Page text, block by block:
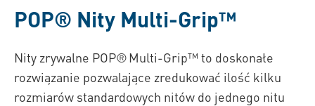
POP® Nity Multi-Grip™
Nity zrywalne POP® Multi-Grip™ to doskonałe
rozwiązanie pozwalające zredukować ilość kilku
rozmiarów standardowych nitów do jednego nitu